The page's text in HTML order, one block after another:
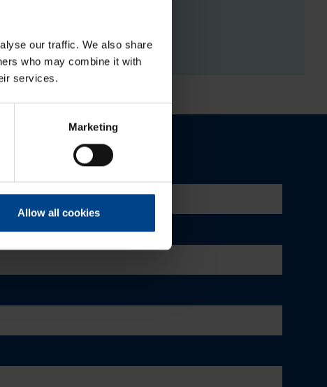
our traffic. We also share
who may combine it with
services.
Marketing
Allow all cookies